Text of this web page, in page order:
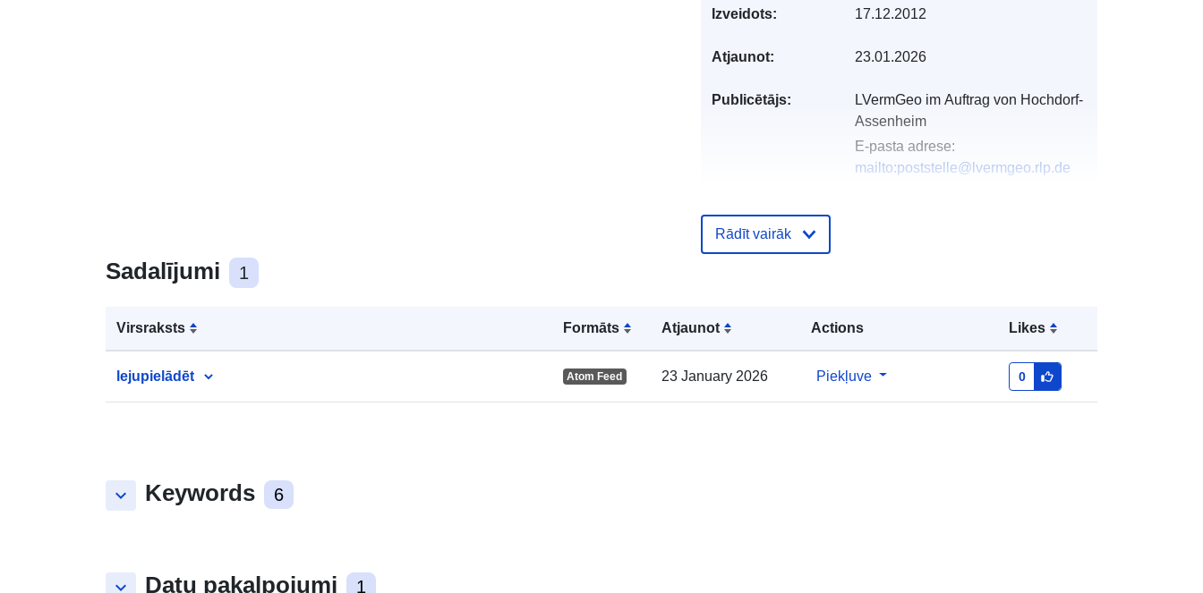
Sadalījumi 1
Virsraksts Formāts Atjaunot Actions Likes
lejupielādēt Atom Feed 23 January 2026 Piekļuve 0
keyboard_arrow_down Keywords 6
keyboard_arrow_down Datu pakalpojumi 1
Izveidots: 17.12.2012
Atjaunot: 23.01.2026
Publicētājs:
LVermGeo im Auftrag von Hochdorf-
Assenheim
E-pasta adrese:
mailto:poststelle@lvermgeo.rlp.de
Kataloga
ieraksts:
Ģeogrāfiskā
atrašanās vieta:
Koordinātes:
8.29346, 49.4265 ], [ 8.29346,
49.4241 ], [ 8.28755, 49.4241 ], [
Rādīt vairāk